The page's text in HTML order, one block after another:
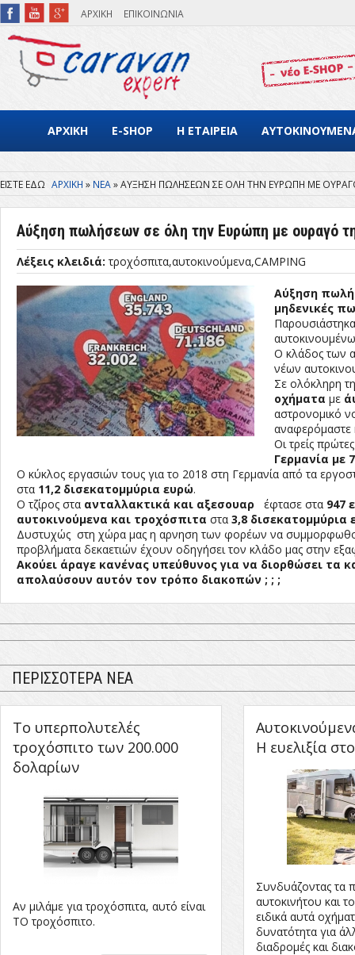
Παράκαμψη προς το κυρίως περιεχόμενο
ΑΡΧΙΚΗ ΕΠΙΚΟΙΝΩΝΙΑ
ΑΡΧΙΚΗ E-SHOP Η ΕΤΑΙΡΕΙΑ
Είστε εδώ
ΑΡΧΙΚΗ ΝΕΑ ΑΥΞΗΣΗ ΠΩΛΗΣΕΩΝ ΣΕ ΟΛΗ ΤΗΝ ΕΥΡΩΠΗ ΜΕ
Αύξηση πωλήσεων σε όλη την Ευρώπη με ουραγό
Λέξεις κλειδιά:τροχόσπιτα αυτοκινούμενα CAMPING
Αύξηση
μηδενικές
Ο κλάδος των
νέων
Σε ολόκληρη
οχήματα με
αστρονομικό
Οι τρείς
Γερμανία με
Ο κύκλος εργασιών τους για το 2018 στη Γερμανία από τα
στα 11,2 δισεκατομμύρια ευρώ.
Ο τζίρος στα ανταλλακτικά και αξεσουαρ έφτασε στα 947
αυτοκινούμενα και τροχόσπιτα στα 3,8 δισεκατομμύρια
Δυστυχώς στη χώρα μας η αρνηση των φορέων να
προβλήματα δεκαετιών έχουν οδηγήσει τον κλάδο μας στην
Ακούει άραγε κανένας υπεύθυνος για να διορθώσει τα
απολαύσουν αυτόν τον τρόπο διακοπών ; ; ;
ΠΕΡΙΣΣΟΤΕΡΑ ΝΕΑ
Το υπερπολυτελές
τροχόσπιτο των 200.000
δολαρίων
Αν μιλάμε για τροχόσπιτα, αυτό είναι
ΤΟ τροχόσπιτο.
Η ευελιξία
Συνδυάζοντας τα
αυτοκινήτου και
ειδικά αυτά
δυνατότητα για
διαδροµές και